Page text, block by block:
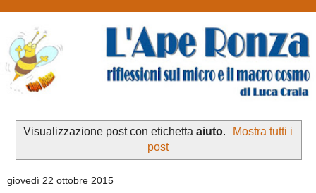
Visualizzazione post con etichetta aiuto.
Mostra tutti i
post
giovedì 22 ottobre 2015